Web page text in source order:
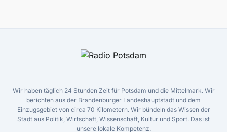
Wir haben täglich 24 Stunden Zeit für Potsdam und die Mittelmark. Wir
berichten aus der Brandenburger Landeshauptstadt und dem
Einzugsgebiet von circa 70 Kilometern. Wir bündeln das Wissen der
Stadt aus Politik, Wirtschaft, Wissenschaft, Kultur und Sport. Das ist
unsere lokale Kompetenz.